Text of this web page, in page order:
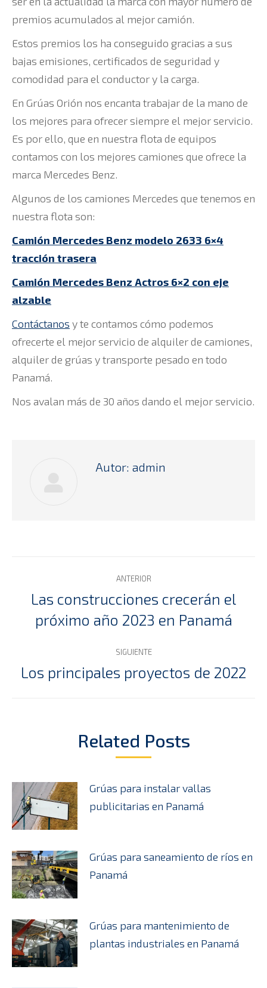
premios acumulados al mejor camión.
Estos premios los ha conseguido gracias a sus
bajas emisiones, certificados de seguridad y
comodidad para el conductor y la carga.
En Grúas Orión nos encanta trabajar de la mano de
los mejores para ofrecer siempre el mejor servicio.
Es por ello, que en nuestra flota de equipos
contamos con los mejores camiones que ofrece la
marca Mercedes Benz.
Algunos de los camiones Mercedes que tenemos en
nuestra flota son:
Camión Mercedes Benz modelo 2633 6×4
tracción trasera
Camión Mercedes Benz Actros 6×2 con eje
alzable
Contáctanos y te contamos cómo podemos
ofrecerte el mejor servicio de alquiler de camiones,
alquiler de grúas y transporte pesado en todo
Panamá.
Nos avalan más de 30 años dando el mejor servicio.
Autor: admin
Navegación
entre
publicaciones
ANTERIOR
Publicación
anterior:
Las construcciones crecerán el
próximo año 2023 en Panamá
SIGUIENTE
Publicación
Los principales proyectos de 2022
Related Posts
Grúas para instalar vallas
publicitarias en Panamá
Grúas para saneamiento de ríos en
Panamá
Grúas para mantenimiento de
plantas industriales en Panamá